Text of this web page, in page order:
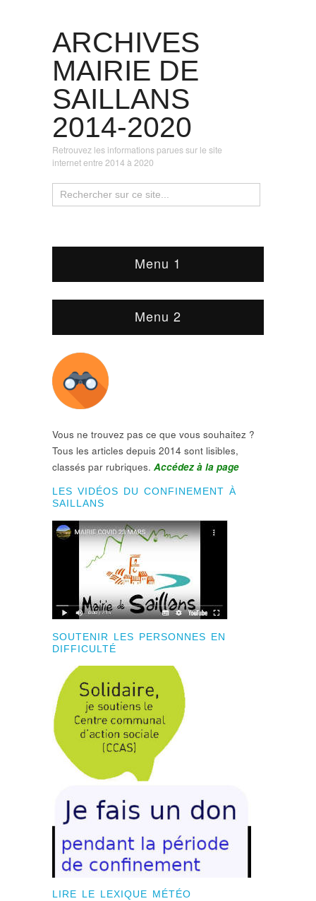
ARCHIVES
MAIRIE DE
SAILLANS
2014-2020
Retrouvez les informations parues sur le site
internet entre 2014 à 2020
Menu 1
Menu 2
Vous ne trouvez pas ce que vous souhaitez ?
Tous les articles depuis 2014 sont lisibles,
classés par rubriques. Accédez à la page
LES VIDÉOS DU CONFINEMENT À
SAILLANS
SOUTENIR LES PERSONNES EN
DIFFICULTÉ
LIRE LE LEXIQUE MÉTÉO